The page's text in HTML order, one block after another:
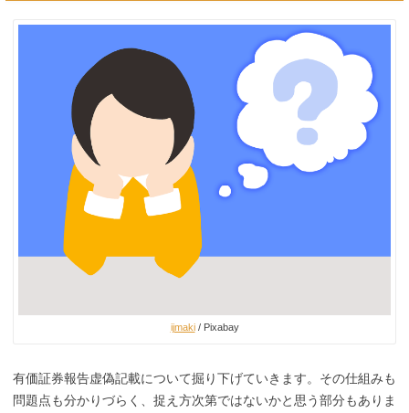
ijmaki/ Pixabay
有価証券報告虚偽記載について掘り下げていきます。その仕組みも
問題点も分かりづらく、捉え方次第ではないかと思う部分もありま